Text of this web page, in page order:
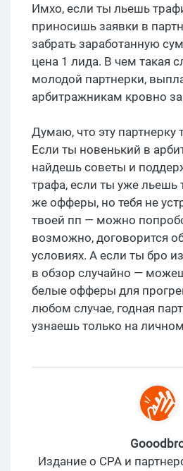
Имхо, если ты льешь
приносишь заявки в
забрать заработанную
цена 1 лида. В чем такая
молодой партнерки,
арбитражникам кровно
Думаю, что эту партнерку
Если ты новенький в
найдешь советы и
трафа, если ты уже льешь
же офферы, но тебя не
твоей пп — можно
возможно, договорится
условиях. А если ты бро
в обзор случайно —
белые офферы для
любом случае, годная
узнаешь только на
Издание о CPA и